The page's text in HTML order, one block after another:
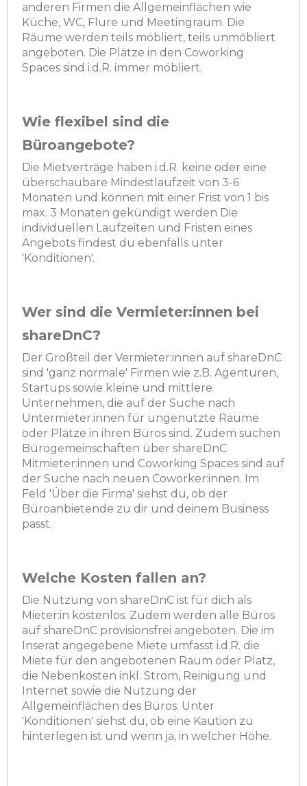
anderen Firmen die Allgemeinflächen wie
Küche, WC, Flure und Meetingraum. Die
Räume werden teils möbliert, teils unmöbliert
angeboten. Die Plätze in den Coworking
Spaces sind i.d.R. immer möbliert.
Wie flexibel sind die
Büroangebote?
Die Mietverträge haben i.d.R. keine oder eine
überschaubare Mindestlaufzeit von 3-6
Monaten und können mit einer Frist von 1 bis
max. 3 Monaten gekündigt werden Die
individuellen Laufzeiten und Fristen eines
Angebots findest du ebenfalls unter
'Konditionen'.
Wer sind die Vermieter:innen bei
shareDnC?
Der Großteil der Vermieter:innen auf shareDnC
sind 'ganz normale' Firmen wie z.B. Agenturen,
Startups sowie kleine und mittlere
Unternehmen, die auf der Suche nach
Untermieter:innen für ungenutzte Räume
oder Plätze in ihren Büros sind. Zudem suchen
Bürogemeinschaften über shareDnC
Mitmieter:innen und Coworking Spaces sind auf
der Suche nach neuen Coworker:innen. Im
Feld 'Über die Firma' siehst du, ob der
Büroanbietende zu dir und deinem Business
passt.
Welche Kosten fallen an?
Die Nutzung von shareDnC ist für dich als
Mieter:in kostenlos. Zudem werden alle Büros
auf shareDnC provisionsfrei angeboten. Die im
Inserat angegebene Miete umfasst i.d.R. die
Miete für den angebotenen Raum oder Platz,
die Nebenkosten inkl. Strom, Reinigung und
Internet sowie die Nutzung der
Allgemeinflächen des Büros. Unter
'Konditionen' siehst du, ob eine Kaution zu
hinterlegen ist und wenn ja, in welcher Höhe.